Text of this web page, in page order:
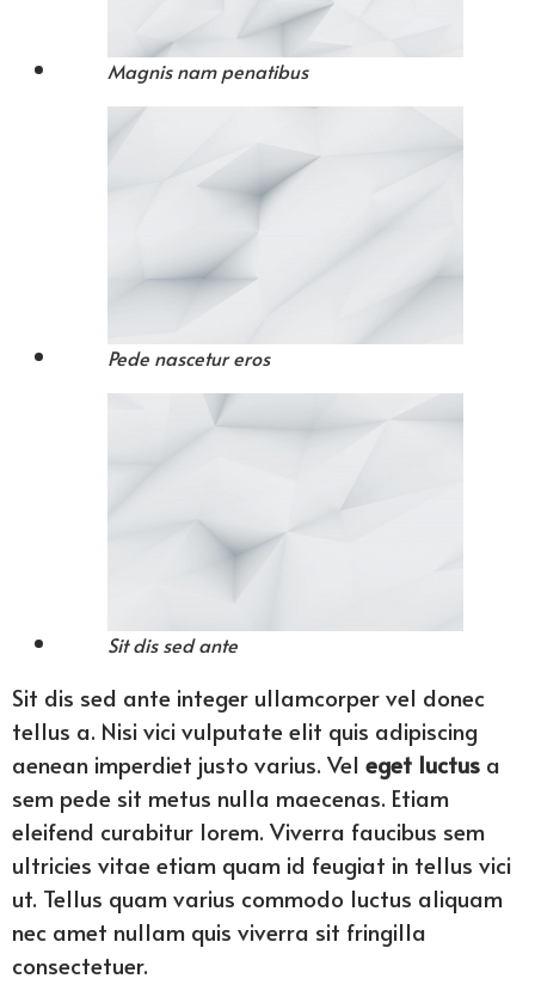
Magnis nam penatibus
Pede nascetur eros
Sit dis sed ante
Sit dis sed ante integer ullamcorper vel donec
tellus a. Nisi vici vulputate elit quis adipiscing
aenean imperdiet justo varius. Vel eget luctus a
sem pede sit metus nulla maecenas. Etiam
eleifend curabitur lorem. Viverra faucibus sem
ultricies vitae etiam quam id feugiat in tellus vici
ut. Tellus quam varius commodo luctus aliquam
nec amet nullam quis viverra sit fringilla
consectetuer.